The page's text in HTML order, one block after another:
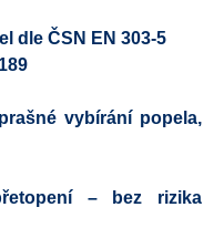
dle ČSN EN 303-5
vybírání popela,
– bez rizika